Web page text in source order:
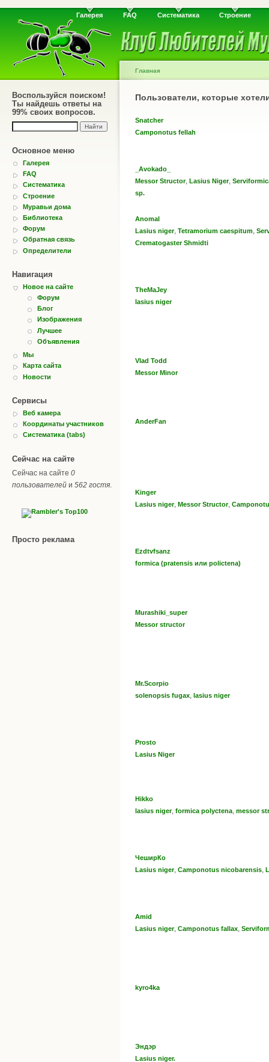
Галерея FAQ Систематика Строение
Воспользуйся поиском!
Ты найдешь ответы на
99% своих вопросов.
Основное меню
Галерея
FAQ
Систематика
Строение
Муравьи дома
Библиотека
Форум
Обратная связь
Определители
Навигация
Новое на сайте
Форум
Блог
Изображения
Лучшее
Объявления
Мы
Карта сайта
Новости
Сервисы
Веб камера
Координаты участников
Систематика (tabs)
Сейчас на сайте
Сейчас на сайте 0
пользователей и 562 гостя
Просто реклама
Главная
Пользователи, которые
Snatcher
Camponotus fellah
_Avokado_
Messor Structor, Lasius Niger,
sp.
Anomal
Lasius niger, Tetramorium caespitum,
Crematogaster Shmidti
TheMaJey
lasius niger
Vlad Todd
Messor Minor
AnderFan
Kinger
Lasius niger, Messor Structor,
Ezdtvfsanz
formica (pratensis или polictena)
Murashiki_super
Messor structor
Mr.Scorpio
solenopsis fugax, lasius niger
Prosto
Lasius Niger
Hikko
lasius niger, formica polyctena, messor
ЧеширКо
Lasius niger, Camponotus nicobarensis,
Amid
Lasius niger, Camponotus fallax,
kyro4ka
Эндэр
Lasius niger.